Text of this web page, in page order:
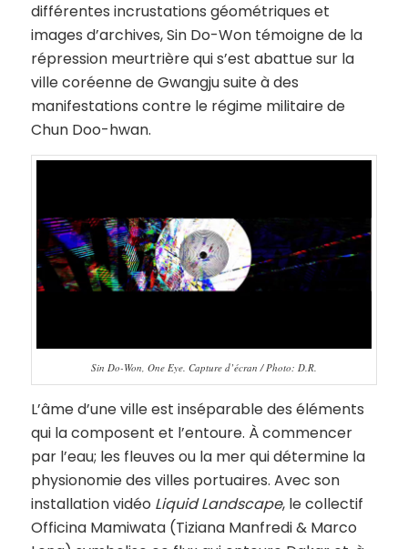
différentes incrustations géométriques et
images d’archives, Sin Do-Won témoigne de la
répression meurtrière qui s’est abattue sur la
ville coréenne de Gwangju suite à des
manifestations contre le régime militaire de
Chun Doo-hwan.
Sin Do-Won, One Eye. Capture d’écran / Photo: D.R.
L’âme d’une ville est inséparable des éléments
qui la composent et l’entoure. À commencer
par l’eau; les fleuves ou la mer qui détermine la
physionomie des villes portuaires. Avec son
installation vidéo Liquid Landscape, le collectif
Officina Mamiwata (Tiziana Manfredi & Marco